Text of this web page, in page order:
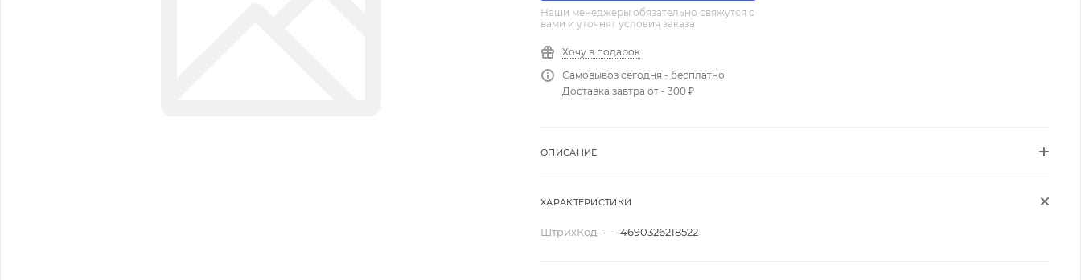
Наши менеджеры обязательно свяжутся с
вами и уточнят условия заказа
Хочу в подарок
Самовывоз сегодня - бесплатно
Доставка завтра от - 300 ₽
ОПИСАНИЕ
ХАРАКТЕРИСТИКИ
ШтрихКод — 4690326218522